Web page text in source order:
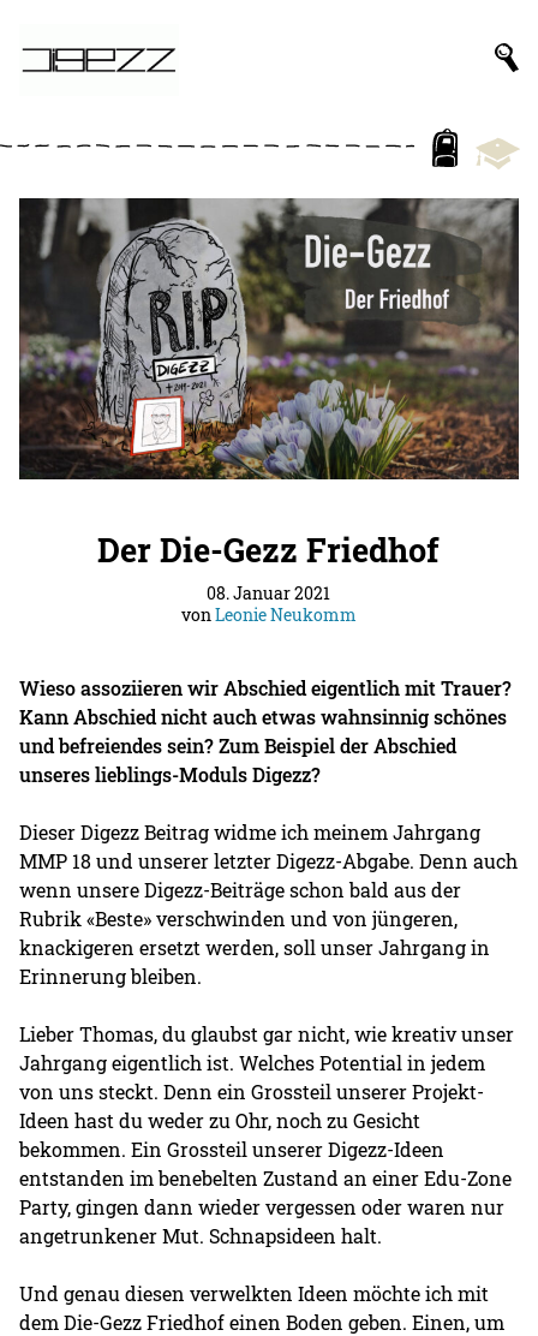
Der Die-Gezz Friedhof
08. Januar 2021
vonLeonie Neukomm
Wieso assoziieren wir Abschied eigentlich mit Trauer?
Kann Abschied nicht auch etwas wahnsinnig schönes
und befreiendes sein? Zum Beispiel der Abschied
unseres lieblings-Moduls Digezz?
Dieser Digezz Beitrag widme ich meinem Jahrgang
MMP 18 und unserer letzter Digezz-Abgabe. Denn auch
wenn unsere Digezz-Beiträge schon bald aus der
Rubrik «Beste» verschwinden und von jüngeren,
knackigeren ersetzt werden, soll unser Jahrgang in
Erinnerung bleiben.
Lieber Thomas, du glaubst gar nicht, wie kreativ unser
Jahrgang eigentlich ist. Welches Potential in jedem
von uns steckt. Denn ein Grossteil unserer Projekt-
Ideen hast du weder zu Ohr, noch zu Gesicht
bekommen. Ein Grossteil unserer Digezz-Ideen
entstanden im benebelten Zustand an einer Edu-Zone
Party, gingen dann wieder vergessen oder waren nur
angetrunkener Mut. Schnapsideen halt.
Und genau diesen verwelkten Ideen möchte ich mit
dem Die-Gezz Friedhof einen Boden geben. Einen, um